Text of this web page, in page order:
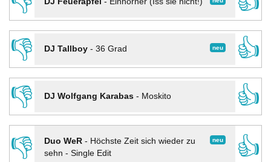
👎
neu
DJ Tallboy- 36 Grad
👍
👎
DJ Wolfgang Karabas- Moskito
👍
👎
neu
Duo WeR- Höchste Zeit sich wieder zu
sehn - Single Edit
👍